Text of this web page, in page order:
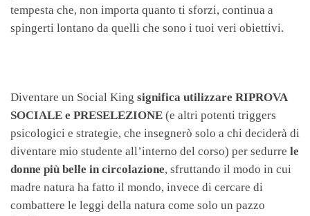
tempesta che, non importa quanto ti sforzi, continua a
spingerti lontano da quelli che sono i tuoi veri obiettivi.
Diventare un Social King significa utilizzare RIPROVA
SOCIALE e PRESELEZIONE (e altri potenti triggers
psicologici e strategie, che insegnerò solo a chi deciderà di
diventare mio studente all’interno del corso) per sedurre le
donne più belle in circolazione, sfruttando il modo in cui
madre natura ha fatto il mondo, invece di cercare di
combattere le leggi della natura come solo un pazzo